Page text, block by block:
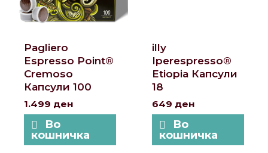
Pagliero
Espresso Point®
Cremoso
Капсули 100
1.499 ден
Во
кошничка
illy
Iperespresso®
Etiopia Капсули
18
649 ден
Во
кошничка